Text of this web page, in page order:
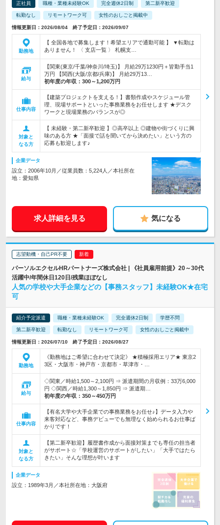
正社員 職種・業種未経験OK 完全週休2日制 第二新卒歓迎
転勤なし リモートワーク可 女性のおしごと掲載中
情報更新日：2026/08/04 終了予定日：2026/09/07
勤務地
【 全国各地で募集します！希望エリアで通勤可能 】 ▼転勤は
ありません！ 〈 支店一覧 〉 札幌支…
給与
【関東(東京/千葉/神奈川/埼玉)】 月給29万1230円＋皆勤手当1
万円 【関西(大阪/京都/兵庫)】 月給29万13…
初年度の年収： 300～1,200万円
仕事内容
【建築プロジェクトを支える！】書類作成やスケジュール管
理、現場サポートといった事務業務をお任せします ★デスク
ワークと現場業務のバランスが◎
対象と
なる方
【 未経験・第二新卒歓迎 】◎高卒以上 ◎建物や街づくりに興
味のある方 ★「面接で話を聞いてから決めたい」という方の
応募も歓迎します♪
企業データ
設立：2006年10月／従業員数：5,224人／本社所在
地：愛知県
求人詳細を見る 気になる
志望動機・自己PR不要
パーソルエクセルHRパートナーズ株式会社 | 《社員雇用前提》20～30代
活躍中/年間休日120日/残業ほぼなし
人気の学校や大手企業などの【事務スタッフ】未経験OK★在宅
可
紹介予定派遣 職種・業種未経験OK 完全週休2日制 学歴不問
第二新卒歓迎 転勤なし リモートワーク可 女性のおしごと掲載中
情報更新日：2026/07/10 終了予定日：2026/08/27
勤務地
《勤務地はご希望に合わせて決定》 ★積極採用エリア★ 東京2
3区・大阪市・神戸市・京都市・草津市・…
給与
◇関東／時給1,500～2,100円 ⇒ 派遣期間の月収例：33万6,000
円 ◇関西／時給1,300～1,850円 ⇒ 派遣期…
初年度の年収： 350～450万円
仕事内容
【有名大学や大手企業での事務業務をお任せ♪】データ入力や
来客対応など、事務デビューでも無理なく始められるお仕事ば
かりです！
対象と
なる方
【第二新卒歓迎】履歴書作成から面接対策までも専任の担当者
がサポート☆「学校運営のサポートがしたい」「大手ではたら
きたい」そんな理想が叶います
企業データ
設立：1989年3月／本社所在地：大阪府